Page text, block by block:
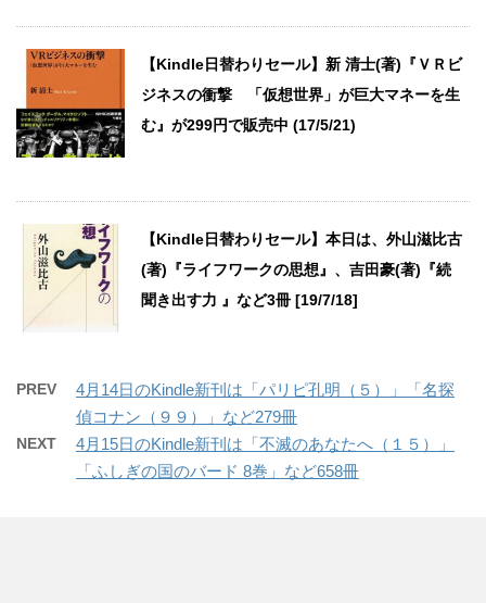
【Kindle日替わりセール】新 清士(著)『ＶＲビ
ジネスの衝撃 「仮想世界」が巨大マネーを生
む』が299円で販売中 (17/5/21)
【Kindle日替わりセール】本日は、外山滋比古
(著)『ライフワークの思想』、吉田豪(著)『続
聞き出す力 』など3冊 [19/7/18]
PREV
4月14日のKindle新刊は「パリピ孔明（５）」「名探
偵コナン（９９）」など279冊
NEXT
4月15日のKindle新刊は「不滅のあなたへ（１５）」
「ふしぎの国のバード 8巻」など658冊